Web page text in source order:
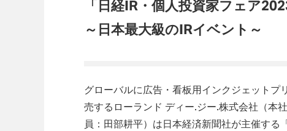
「日経IR・個人投資家フェア
～日本最大級のIRイベント～
グローバルに広告・看板用インクジェットプ
売するローランド ディー.ジー.株式会社（本
員：田部耕平）は日本経済新聞社が主催す